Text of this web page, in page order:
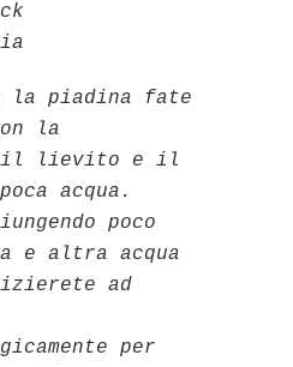
la piadina fate
la
il lievito e il
acqua.
poco
e altra acqua
ad
per